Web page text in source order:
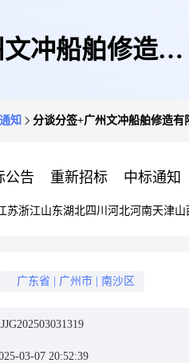
冲船舶修造有
价结果
知 分谈分签+广州文冲船舶修造
公告 重新招标 中标通知
苏浙江山东湖北四川 河北河南天津山
广东省 广州市 南沙区
03-07 20:52:39